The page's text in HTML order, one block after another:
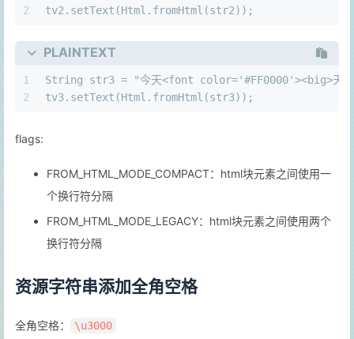
2
tv2.setText(Html.fromHtml(str2));
PLAINTEXT
1
2
String str3 = "今天<font color='#FF0000'><big>天
tv3.setText(Html.fromHtml(str3));
flags:
FROM_HTML_MODE_COMPACT：html块元素之间使用一
个换行符分隔
FROM_HTML_MODE_LEGACY：html块元素之间使用两个
换行符分隔
资源字符串添加全角空格
全角空格： \u3000